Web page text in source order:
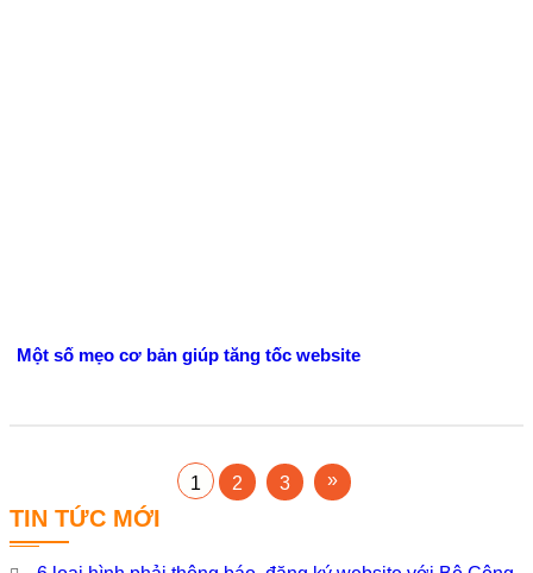
TIN TỨC MỚI
Một số mẹo cơ bản giúp tăng tốc website
1 2 3